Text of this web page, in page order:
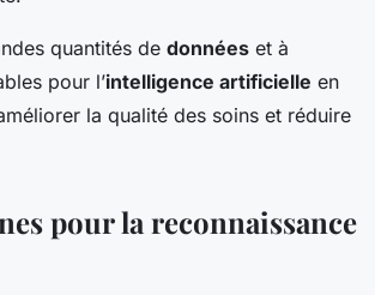
quantités de données et à
pour l’intelligence artificielle en
la qualité des soins et réduire
pour la reconnaissance